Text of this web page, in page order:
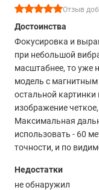
Отзыв
Достоинства
Фокусировка и
при небольшой
масштабнее, то уже
модель с
остальной
изображение
Максимальная
использовать - 60
точности, и по
Недостатки
не обнаружил